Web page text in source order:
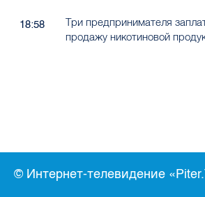
18:58
Три предпринимателя
продажу никотиновой
© Интернет-телевидение